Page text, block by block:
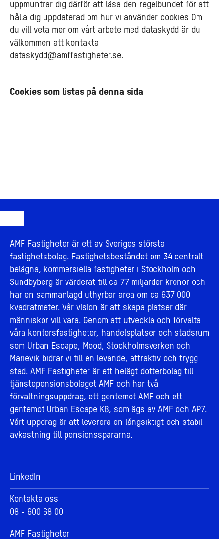
uppmuntrar dig därför att läsa den regelbundet för att
hålla dig uppdaterad om hur vi använder cookies Om
du vill veta mer om vårt arbete med dataskydd är du
välkommen att kontakta
dataskydd@amffastigheter.se.
Cookies som listas på denna sida
AMF Fastigheter är ett av Sveriges största
fastighetsbolag. Fastighetsbeståndet om 34 centralt
belägna, kommersiella fastigheter i Stockholm och
Sundbyberg är värderat till ca 77 miljarder kronor och
har en sammanlagd uthyrbar area om ca 637 000
kvadratmeter. Vår vision är att skapa platser där
människor vill vara. Genom att utveckla och förvalta
våra kontorsfastigheter, handelsplatser och stadsrum
som Urban Escape, Mood, Stockholmsverken och
Marievik bidrar vi till en levande, attraktiv och trygg
stad. AMF Fastigheter är ett helägt dotterbolag till
tjänstepensionsbolaget AMF och har två
förvaltningsuppdrag, ett gentemot AMF och ett
gentemot Urban Escape KB, som ägs av AMF och AP7.
Vårt uppdrag är att leverera en långsiktigt och stabil
avkastning till pensionsspararna.
LinkedIn
Kontakta oss
08 - 600 68 00
AMF Fastigheter